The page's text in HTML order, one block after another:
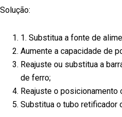
Solução:
1. Substitua a fonte de
Aumente a capacidade de
Reajuste ou substitua a
de ferro;
Reajuste o posicionamento
Substitua o tubo retificador